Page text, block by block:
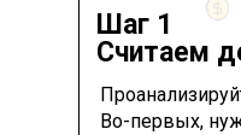
Во-первых,
Шаг 1
Считаем